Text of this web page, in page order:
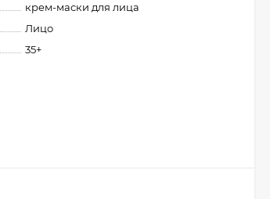
крем-маски для лица
Лицо
35+